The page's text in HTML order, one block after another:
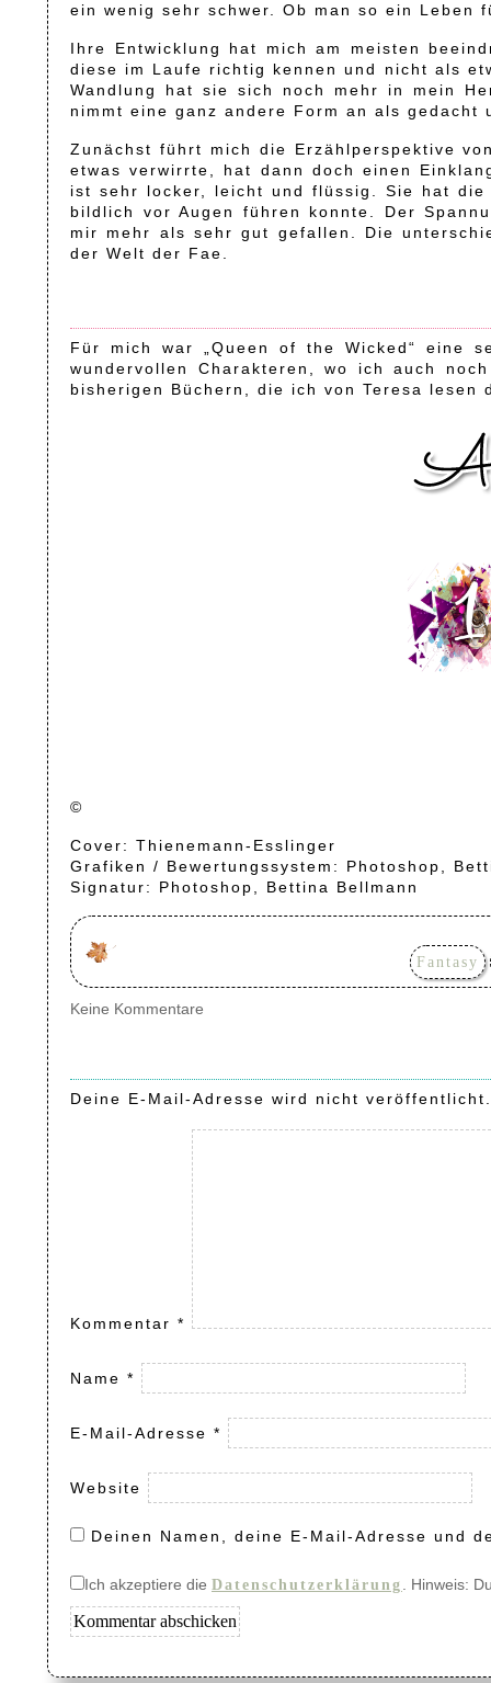
ein wenig sehr schwer. Ob man so ein Leben
Ihre Entwicklung hat mich am meisten
diese im Laufe richtig kennen und nicht als
Wandlung hat sie sich noch mehr in mein
nimmt eine ganz andere Form an als
Zunächst führt mich die Erzählperspektive
etwas verwirrte, hat dann doch einen
ist sehr locker, leicht und flüssig. Sie hat
bildlich vor Augen führen konnte. Der
mir mehr als sehr gut gefallen. Die
der Welt der Fae.
Für mich war „Queen of the Wicked“ eine
wundervollen Charakteren, wo ich auch
bisherigen Büchern, die ich von Teresa lesen
©
Cover: Thienemann-Esslinger
Grafiken / Bewertungssystem: Photoshop,
Signatur: Photoshop, Bettina Bellmann
Fantasy
Keine Kommentare
Deine E-Mail-Adresse wird nicht veröffentlicht.
Kommentar *
Name *
E-Mail-Adresse *
Website
Deinen Namen, deine E-Mail-Adresse und
Ich akzeptiere die Datenschutzerklärung . Hinweis: